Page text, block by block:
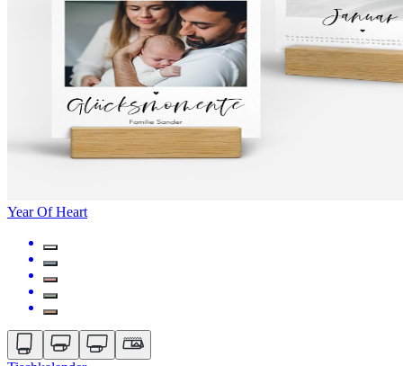
Year Of Heart